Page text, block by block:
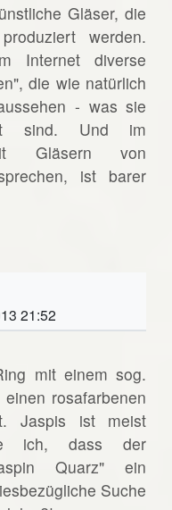
Gläser, die
werden.
Internet diverse
die wie natürlich
- was sie
sind. Und im
Gläsern von
ist barer
21:52
mit einem sog.
rosafarbenen
Jaspis ist meist
ich, dass der
Quarz" ein
Suche